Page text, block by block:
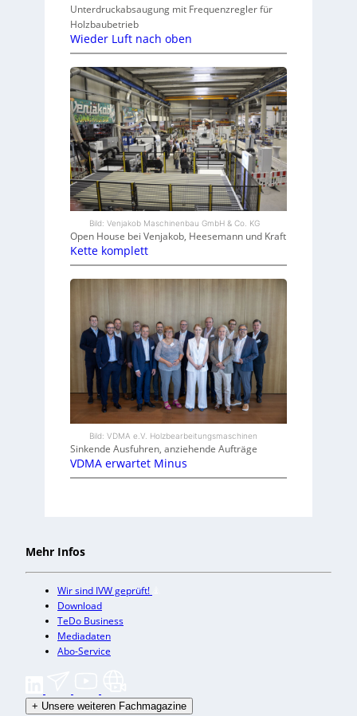
Unterdruckabsaugung mit Frequenzregler für
Holzbaubetrieb
Wieder Luft nach oben
Bild: Venjakob Maschinenbau GmbH & Co. KG
Open House bei Venjakob, Heesemann und Kraft
Kette komplett
Bild: VDMA e.V. Holzbearbeitungsmaschinen
Sinkende Ausfuhren, anziehende Aufträge
VDMA erwartet Minus
Mehr Infos
Wir sind IVW geprüft!
Download
TeDo Business
Mediadaten
Abo-Service
+ Unsere weiteren Fachmagazine